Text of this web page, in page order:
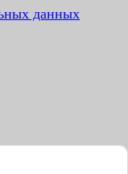
данных